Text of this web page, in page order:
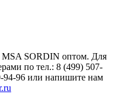
SORDIN оптом. Для
по тел.: 8 (499) 507-
94-96 или напишите нам